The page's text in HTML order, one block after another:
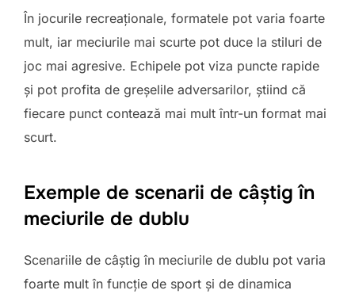
În jocurile recreaționale, formatele pot varia foarte
mult, iar meciurile mai scurte pot duce la stiluri de
joc mai agresive. Echipele pot viza puncte rapide
și pot profita de greșelile adversarilor, știind că
fiecare punct contează mai mult într-un format mai
scurt.
Exemple de scenarii de câștig în
meciurile de dublu
Scenariile de câștig în meciurile de dublu pot varia
foarte mult în funcție de sport și de dinamica